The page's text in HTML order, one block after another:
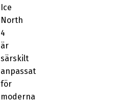
Ice
North
4
är
särskilt
anpassat
för
moderna